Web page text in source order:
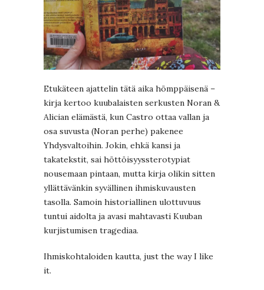
Etukäteen ajattelin tätä aika hömppäisenä –
kirja kertoo kuubalaisten serkusten Noran &
Alician elämästä, kun Castro ottaa vallan ja
osa suvusta (Noran perhe) pakenee
Yhdysvaltoihin. Jokin, ehkä kansi ja
takatekstit, sai höttöisyyssterotypiat
nousemaan pintaan, mutta kirja olikin sitten
yllättävänkin syvällinen ihmiskuvausten
tasolla. Samoin historiallinen ulottuvuus
tuntui aidolta ja avasi mahtavasti Kuuban
kurjistumisen tragediaa.
Ihmiskohtaloiden kautta, just the way I like
it.